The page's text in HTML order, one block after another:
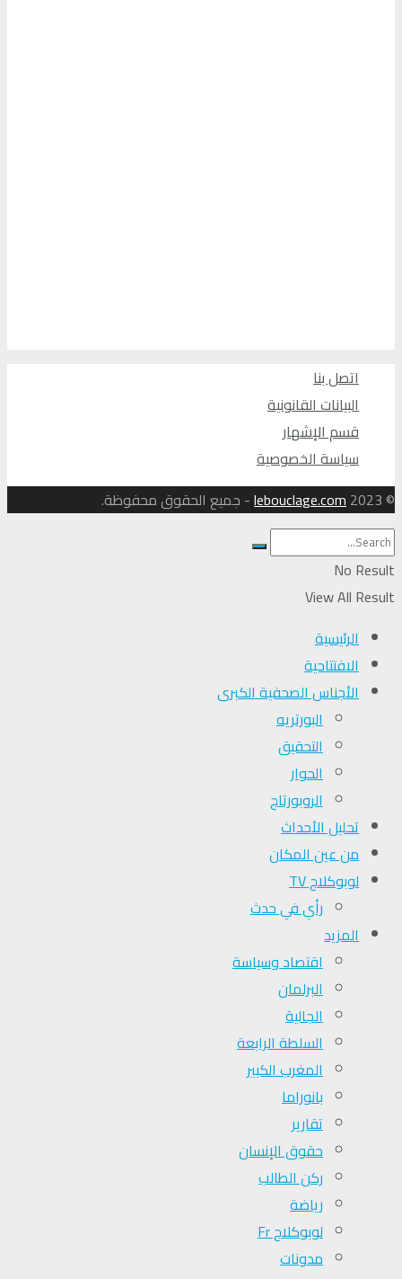
اتصل بنا
البيانات القانونية
قسم الإشهار
سياسة الخصوصية
© 2023
lebouclage.com- جميع الحقوق محفوظة.
No Result
View All Result
الرئيسية
الافتتاحية
الأجناس الصحفية الكبرى
البورتريه
التحقیق
الحوار
الروبورتاج
تحلیل الأحداث
من عين المكان
لوبوكلاج TV
رأي في حدث
المزيد
اقتصاد وسياسة
البرلمان
الجالية
السلطة الرابعة
المغرب الكبير
بانوراما
تقارير
حقوق الإنسان
ركن الطالب
رياضة
لوبوكلاج Fr
مدونات